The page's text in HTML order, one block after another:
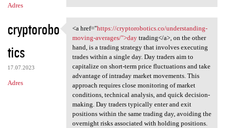
Adres
cryptorobo
tics
17.07.2023
Adres
<a href="https:/
<a href="https://cryptorobotics.co/understanding-
moving-averages/">daytrading</a>, on the other
hand, is a trading strategy that involves executing
trades within a single day. Day traders aim to
capitalize on short-term price fluctuations and take
advantage of intraday market movements. This
approach requires close monitoring of market
conditions, technical analysis, and quick decision-
making. Day traders typically enter and exit
positions within the same trading day, avoiding the
overnight risks associated with holding positions.